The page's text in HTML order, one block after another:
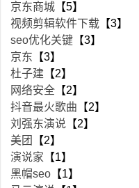
京东商城 【5】
视频剪辑软件下载 【3】
seo优化关键 【3】
京东 【3】
杜子建 【2】
网络安全 【2】
抖音最火歌曲 【2】
刘强东演说 【2】
美团
【2】
演说家 【1】
黑帽seo 【1】